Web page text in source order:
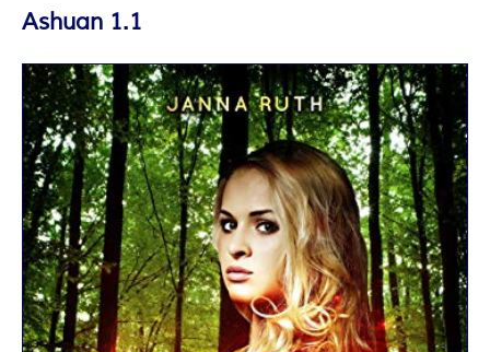
N
Z
I
R
K
E
Ashuan 1.1